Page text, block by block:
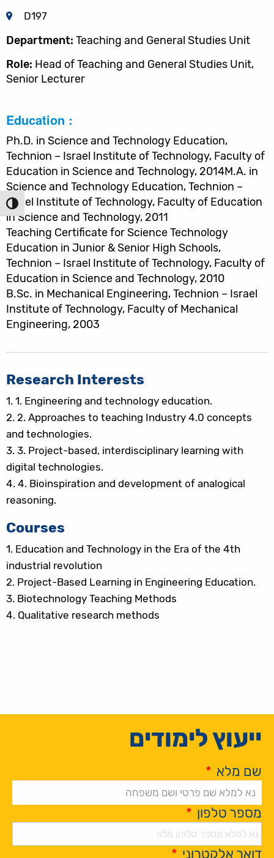
D197
Department: Teaching and General Studies Unit
Role: Head of Teaching and General Studies Unit,
Senior Lecturer
Education :
Ph.D. in Science and Technology Education,
Technion – Israel Institute of Technology, Faculty of
Education in Science and Technology, 2014M.A. in
Science and Technology Education, Technion –
Israel Institute of Technology, Faculty of Education
in Science and Technology, 2011
Teaching Certificate for Science Technology
Education in Junior & Senior High Schools,
Technion – Israel Institute of Technology, Faculty of
Education in Science and Technology, 2010
B.Sc. in Mechanical Engineering, Technion – Israel
Institute of Technology, Faculty of Mechanical
Engineering, 2003
Research Interests
1. 1. Engineering and technology education.
2. 2. Approaches to teaching Industry 4.0 concepts
and technologies.
3. 3. Project-based, interdisciplinary learning with
digital technologies.
4. 4. Bioinspiration and development of analogical
reasoning.
Courses
1. Education and Technology in the Era of the 4th
industrial revolution
2. Project-Based Learning in Engineering Education.
3. Biotechnology Teaching Methods
4. Qualitative research methods
ייעוץ לימודים
שם מלא *
מספר טלפון *
דואר אלקטרוני *